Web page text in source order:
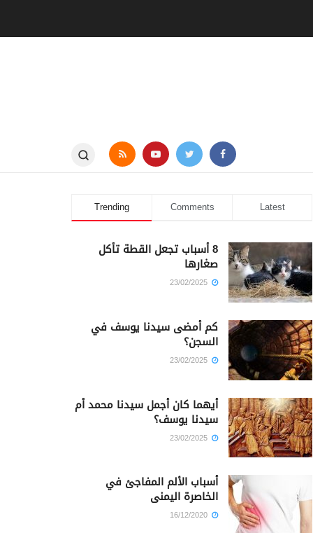
Trending Comments Latest
8 أسباب تجعل القطة تأكل
صغارها
كم أمضى سيدنا يوسف في
السجن؟
أيهما كان أجمل سيدنا محمد أم
سيدنا يوسف؟
أسباب الألم المفاجئ في
الخاصرة اليمنى